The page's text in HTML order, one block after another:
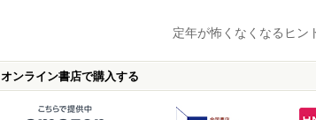
定年が怖くなくなるヒン
オンライン書店で購入する